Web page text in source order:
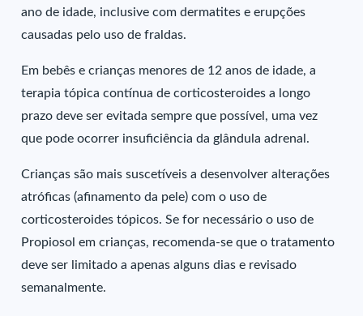
ano de idade, inclusive com dermatites e erupções
causadas pelo uso de fraldas.
Em bebês e crianças menores de 12 anos de idade, a
terapia tópica contínua de corticosteroides a longo
prazo deve ser evitada sempre que possível, uma vez
que pode ocorrer insuficiência da glândula adrenal.
Crianças são mais suscetíveis a desenvolver alterações
atróficas (afinamento da pele) com o uso de
corticosteroides tópicos. Se for necessário o uso de
Propiosol em crianças, recomenda-se que o tratamento
deve ser limitado a apenas alguns dias e revisado
semanalmente.